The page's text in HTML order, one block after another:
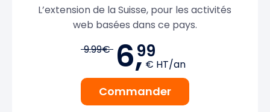
L’extension de la Suisse, pour les activités
web basées dans ce pays.
9.99€ 6,99
€ HT/an
Commander